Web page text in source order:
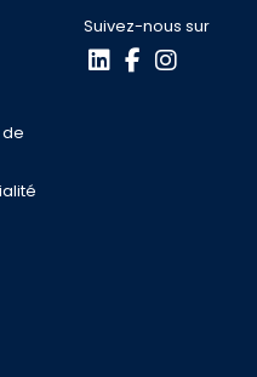
Suivez-nous sur